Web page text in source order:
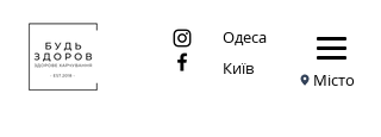
Одеса
Київ
Місто